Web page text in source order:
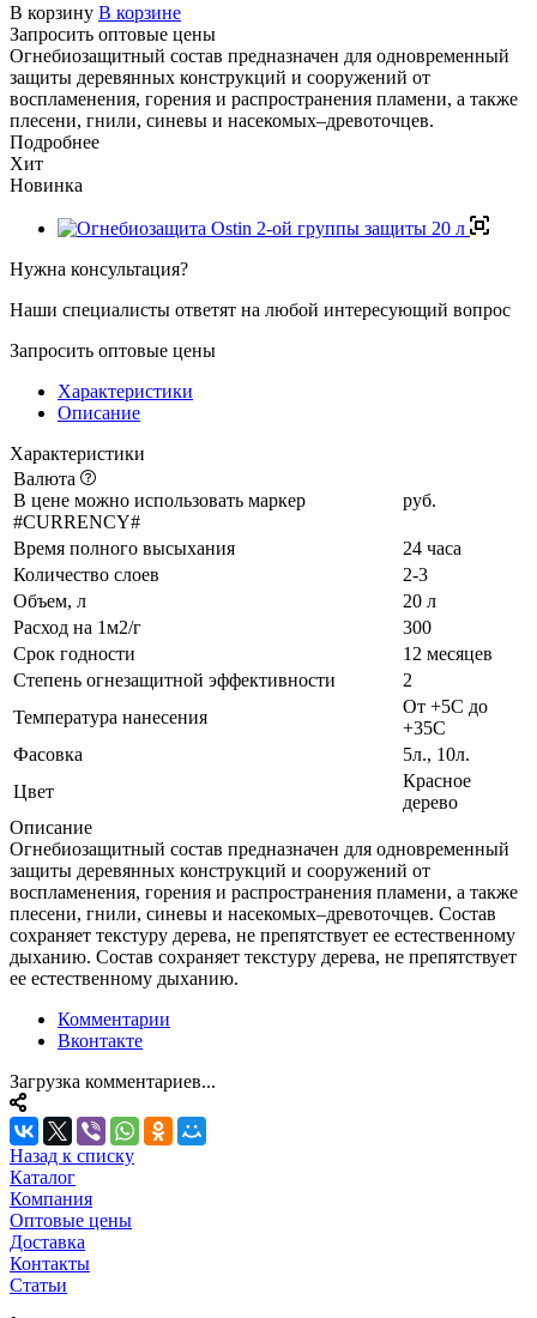
В корзину В корзине
Запросить оптовые цены
Огнебиозащитный состав предназначен для одновременный
защиты деревянных конструкций и сооружений от
воспламенения, горения и распространения пламени, а также
плесени, гнили, синевы и насекомых–древоточцев.
Подробнее
Хит
Новинка
Нужна консультация?
Наши специалисты ответят на любой интересующий вопрос
Запросить оптовые цены
Характеристики
Описание
Характеристики
Валюта
В цене можно использовать маркер
#CURRENCY#
руб.
Время полного высыхания
24 часа
Количество слоев
2-3
Объем, л
20 л
Расход на 1м2/г
300
Срок годности
12 месяцев
Степень огнезащитной эффективности
2
Температура нанесения
От +5С до
+35С
Фасовка
5л., 10л.
Цвет
Красное
дерево
Описание
Огнебиозащитный состав предназначен для одновременный
защиты деревянных конструкций и сооружений от
воспламенения, горения и распространения пламени, а также
плесени, гнили, синевы и насекомых–древоточцев. Состав
сохраняет текстуру дерева, не препятствует ее естественному
дыханию. Состав сохраняет текстуру дерева, не препятствует
ее естественному дыханию.
Комментарии
Вконтакте
Загрузка комментариев...
Назад к списку
Каталог
Компания
Оптовые цены
Доставка
Контакты
Статьи